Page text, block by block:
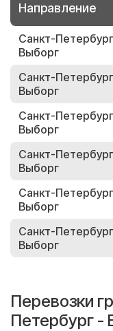
Направление
Санкт-
Выборг
Санкт-
Выборг
Санкт-
Выборг
Санкт-
Выборг
Санкт-
Выборг
Санкт-
Выборг
Перевозки
Петербург -